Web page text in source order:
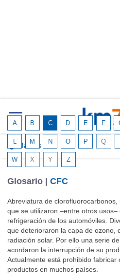
Marcas
A B C D E F
L M N O P Q
W X Y Z
Glosario | CFC
Abreviatura de
que se utilizaron –entre otros usos–
refrigeración de los automóviles.
que deterioraron la capa de ozono,
radiación solar. Por ello una serie
acordaron la interrupción de su
Actualmente está prohibido fabricar
productos en muchos países.